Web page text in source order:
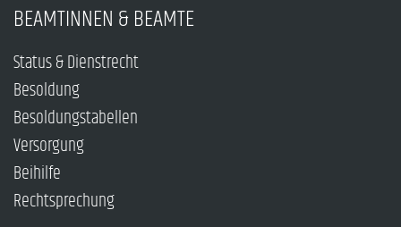
BEAMTINNEN & BEAMTE
Status & Dienstrecht
Besoldung
Besoldungstabellen
Versorgung
Beihilfe
Rechtsprechung